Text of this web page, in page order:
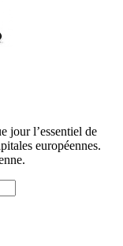
jour l’essentiel de
européennes.